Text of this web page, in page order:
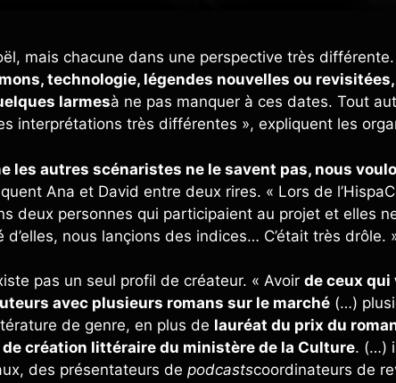
mais chacune dans une perspective très différente.
technologie, légendes nouvelles ou
larmesà ne pas manquer à ces dates. Tout
interprétations très différentes », expliquent les
les autres scénaristes ne le savent pas, nous
Ana et David entre deux rires. « Lors de
deux personnes qui participaient au projet et elles
nous lançions des indices… C’était très drôle.
pas un seul profil de créateur. « Avoir de ceux
avec plusieurs romans sur le marché (…)
de genre, en plus de lauréat du prix du
de création littéraire du ministère de la Culture. (…)
des présentateurs de podcastscoordinateurs de